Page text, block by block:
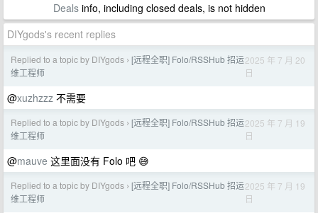
Dealsinfo, including closed deals, is not hidden
DIYgods's recent replies
Replied to a topic by DIYgods › [远程全职] Folo/RSSHub 招运
维工程师
2025 年 7 月 20
日
@xuzhzzz 不需要
Replied to a topic by DIYgods › [远程全职] Folo/RSSHub 招运
维工程师
2025 年 7 月 19
日
@mauve 这里面没有 Folo 吧 😅
Replied to a topic by DIYgods › [远程全职] Folo/RSSHub 招运
维工程师
2025 年 7 月 19
日